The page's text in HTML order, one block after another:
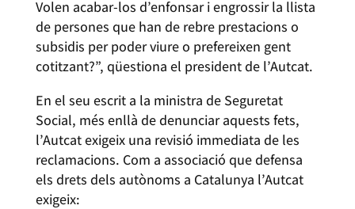
Volen acabar-los d’enfonsar i engrossir la llista
de persones que han de rebre prestacions o
subsidis per poder viure o prefereixen gent
cotitzant?”, qüestiona el president de l’Autcat.
En el seu escrit a la ministra de Seguretat
Social, més enllà de denunciar aquests fets,
l’Autcat exigeix una revisió immediata de les
reclamacions. Com a associació que defensa
els drets dels autònoms a Catalunya l’Autcat
exigeix: